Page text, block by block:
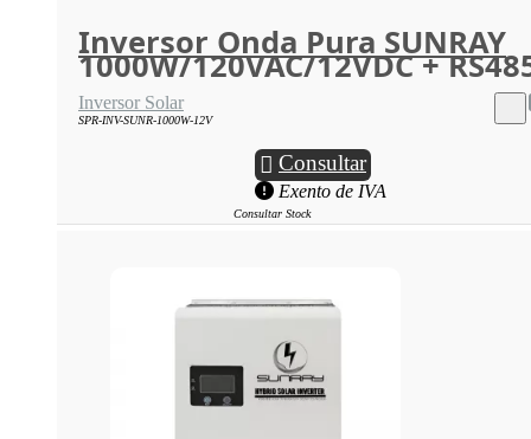
Inversor Onda Pura SUNRAY
1000W/120VAC/12VDC +
Inversor Solar
SPR-INV-SUNR-1000W-12V
Consultar
Exento de IVA
Consultar Stock